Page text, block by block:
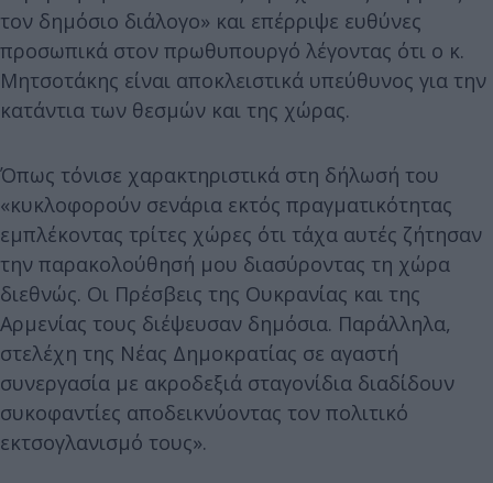
τον δημόσιο διάλογο» και επέρριψε ευθύνες
προσωπικά στον πρωθυπουργό λέγοντας ότι ο κ.
Μητσοτάκης είναι αποκλειστικά υπεύθυνος για την
κατάντια των θεσμών και της χώρας.
Όπως τόνισε χαρακτηριστικά στη δήλωσή του
«κυκλοφορούν σενάρια εκτός πραγματικότητας
εμπλέκοντας τρίτες χώρες ότι τάχα αυτές ζήτησαν
την παρακολούθησή μου διασύροντας τη χώρα
διεθνώς. Οι Πρέσβεις της Ουκρανίας και της
Αρμενίας τους διέψευσαν δημόσια. Παράλληλα,
στελέχη της Νέας Δημοκρατίας σε αγαστή
συνεργασία με ακροδεξιά σταγονίδια διαδίδουν
συκοφαντίες αποδεικνύοντας τον πολιτικό
εκτσογλανισμό τους».